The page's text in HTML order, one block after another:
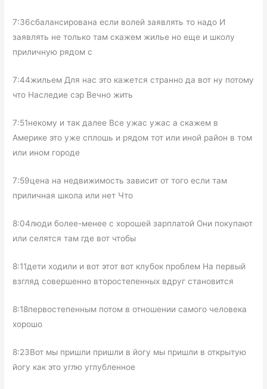
7:36сбалансирована если волей заявлять то надо И
заявлять не только там скажем жилье но еще и школу
приличную рядом с
7:44жильем Для нас это кажется странно да вот ну потому
что Наследие сэр Вечно жить
7:51некому и так далее Все ужас ужас а скажем в
Америке это уже сплошь и рядом тот или иной район в том
или ином городе
7:59цена на недвижимость зависит от того если там
приличная школа или нет Что
8:04люди более-менее с хорошей зарплатой Они покупают
или селятся там где вот чтобы
8:11дети ходили и вот этот вот клубок проблем На первый
взгляд совершенно второстепенных вдруг становится
8:18первостепенным потом в отношении самого человека
хорошо
8:23Вот мы пришли пришли в йогу мы пришли в открытую
йогу как это углю углубленное